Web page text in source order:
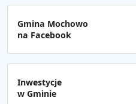
Gmina Mochowo
na Facebook
Inwestycje
w Gminie